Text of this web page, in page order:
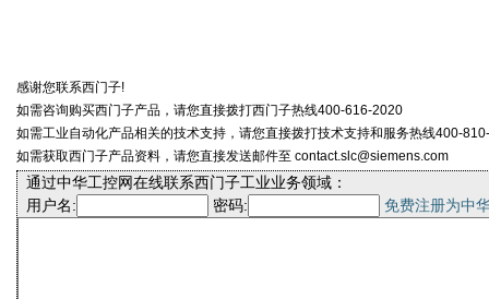
感谢您联系西门子!
如需咨询购买西门子产品，请您直接拨打西门子热线400-616-2020
如需工业自动化产品相关的技术支持，请您直接拨打技术支持和服务热线400-
如需获取西门子产品资料，请您直接发送邮件至 contact.slc@siemens.com
通过中华工控网在线联系西门子工业业务领域：
用户名:
密码: 免费注册为中